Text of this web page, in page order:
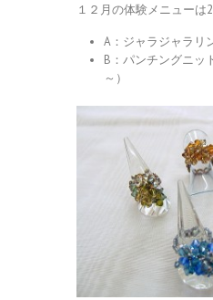
１２月の体験メニューは2
A：ジャラジャラリ
B：パンチングニッ
～）